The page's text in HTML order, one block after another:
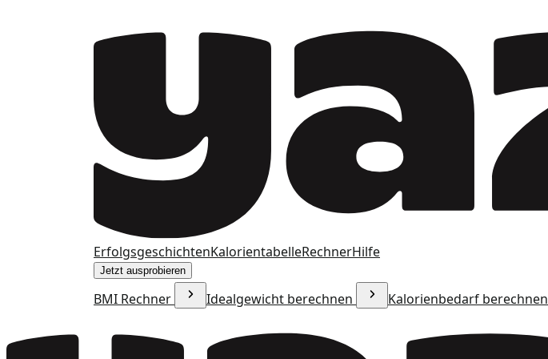
ErfolgsgeschichtenKalorientabelleRechnerHilfe
Jetzt ausprobieren
BMI Rechner Idealgewicht berechnen Kalorienbedarf berechnen